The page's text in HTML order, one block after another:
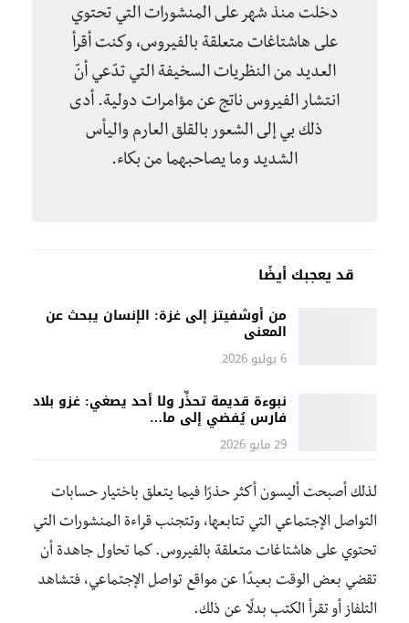
دخلت منذ شهر على المنشورات التي تحتوي
على هاشتاغات متعلقة بالفيروس، وكنت أقرأ
العديد من النظريات السخيفة التي تدّعي أنّ
انتشار الفيروس ناتج عن مؤامرات دولية. أدى
ذلك بي إلى الشعور بالقلق العارم واليأس
الشديد وما يصاحبهما من بكاء.
قد يعجبك أيضًا
من أوشفيتز إلى غزة: الإنسان يبحث عن
المعنى
6 يوليو 2026
نبوءة قديمة تحذِّر ولا أحد يصغي: غزو بلاد
فارس يُفضي إلى ما…
29 مايو 2026
لذلك أصبحت أليسون أكثر حذرًا فيما يتعلق باختيار حسابات
التواصل الإجتماعي التي تتابعها، وتتجنب قراءة المنشورات التي
تحتوي على هاشتاغات متعلقة بالفيروس. كما تحاول جاهدة أن
تقضي بعض الوقت بعيدًا عن مواقع تواصل الإجتماعي، فتشاهد
التلفاز أو تقرأ الكتب بدلًا عن ذلك.